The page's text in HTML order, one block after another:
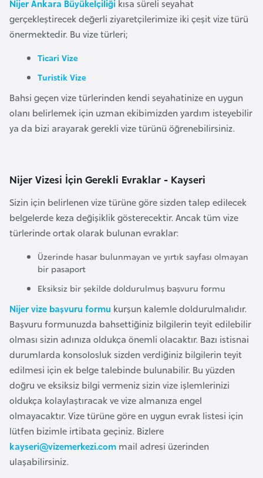
Nijer Ankara Büyükelçiliği kısa süreli seyahat
gerçekleştirecek değerli ziyaretçilerimize iki çeşit vize türü
önermektedir. Bu vize türleri;
Ticari Vize
Turistik Vize
Bahsi geçen vize türlerinden kendi seyahatinize en uygun
olanı belirlemek için uzman ekibimizden yardım isteyebilir
ya da bizi arayarak gerekli vize türünü öğrenebilirsiniz.
Nijer Vizesi İçin Gerekli Evraklar - Kayseri
Sizin için belirlenen vize türüne göre sizden talep edilecek
belgelerde keza değişiklik gösterecektir. Ancak tüm vize
türlerinde ortak olarak bulunan evraklar:
Üzerinde hasar bulunmayan ve yırtık sayfası olmayan
bir pasaport
Eksiksiz bir şekilde doldurulmuş başvuru formu
Nijer vize başvuru formu kurşun kalemle doldurulmalıdır.
Başvuru formunuzda bahsettiğiniz bilgilerin teyit edilebilir
olması sizin adınıza oldukça önemli olacaktır. Bazı istisnai
durumlarda konsolosluk sizden verdiğiniz bilgilerin teyit
edilmesi için ek belge talebinde bulunabilir. Bu yüzden
doğru ve eksiksiz bilgi vermeniz sizin vize işlemlerinizi
oldukça kolaylaştıracak ve vize almanıza engel
olmayacaktır. Vize türüne göre en uygun evrak listesi için
lütfen bizimle irtibata geçiniz. Bizlere
kayseri@vizemerkezi.com mail adresi üzerinden
ulaşabilirsiniz.
i
n
n
a
H
s
k
B
a
r
i
t
a
n
B
u
r